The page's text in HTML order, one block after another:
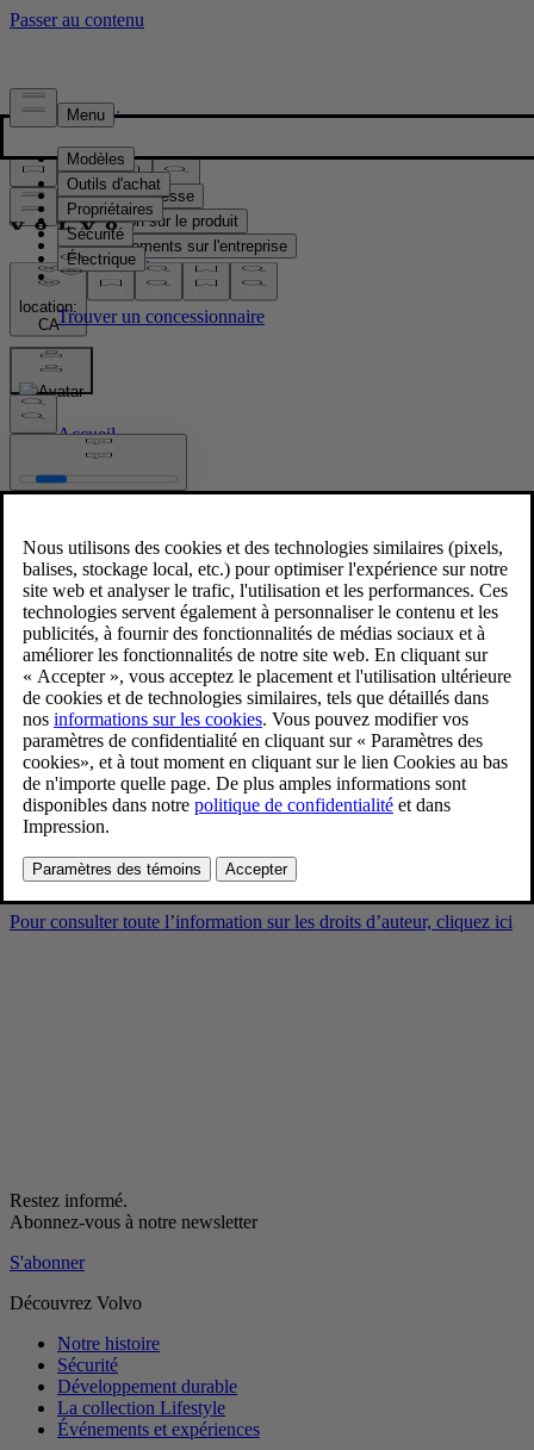
Presse & Médias
Matériel de presse
Information sur le produit
Renseignements sur l'entreprise
Contacts médias
location:
CA
Images
Accueil
/Images
Volvo EX30 Cross Country –
exterior
2/10/2025
Favoris
Partager
Télécharger
Volvo EX30 Cross Country – exterior
Pour consulter toute l’information sur les droits d’auteur, cliquez ici